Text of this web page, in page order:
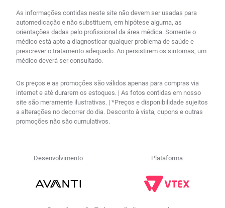
As informações contidas neste site não devem ser usadas para
automedicação e não substituem, em hipótese alguma, as
orientações dadas pelo profissional da área médica. Somente o
médico está apto a diagnosticar qualquer problema de saúde e
prescrever o tratamento adequado. Ao persistirem os sintomas, um
médico deverá ser consultado.
Os preços e as promoções são válidos apenas para compras via
internet e até durarem os estoques. | As fotos contidas em nosso
site são meramente ilustrativas. | *Preços e disponibilidade sujeitos
a alterações no decorrer do dia. Desconto à vista, cupons e outras
promoções não são cumulativos.
Desenvolvimento Plataforma